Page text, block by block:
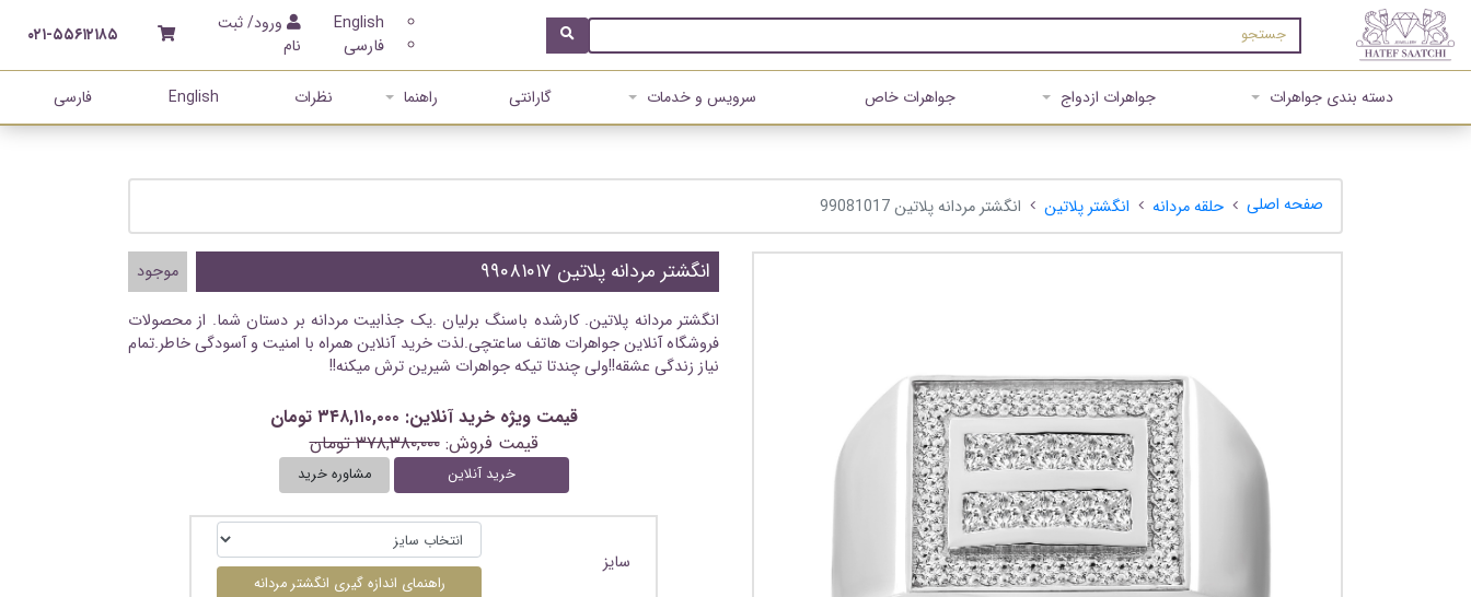
۰۲۱-۵۵۶۱۲۱۸۵
ورود/ ثبت
نام
English
فارسی
دسته بندی جواهرات جواهرات ازدواج جواهرات خاص سرویس و خدمات گارانتی راهنما نظرات English فارسی
صفحه اصلی حلقه مردانه انگشتر پلاتین انگشتر مردانه پلاتین 99081017
انگشتر مردانه پلاتین ۹۹۰۸۱۰۱۷
موجود
انگشتر مردانه پلاتین. کارشده باسنگ برلیان .یک جذابیت مردانه بر دستان شما. از محصولات
فروشگاه آنلاین جواهرات هاتف ساعتچی.لذت خرید آنلاین همراه با امنیت و آسودگی خاطر.تمام
نیاز زندگی عشقه!!ولی چندتا تیکه جواهرات شیرین ترش میکنه!!
قیمت ویژه خرید آنلاین: ۳۴۸,۱۱۰,۰۰۰ تومان
قیمت فروش:۳۷۸,۳۸۰,۰۰۰ تومان
خرید آنلاین مشاوره خرید
سایز
راهنمای اندازه گیری انگشتر مردانه